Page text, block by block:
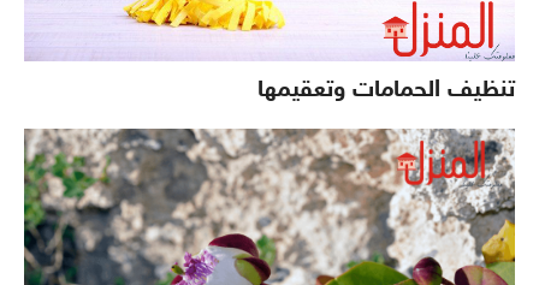
تنظيف الحمامات وتعقيمها